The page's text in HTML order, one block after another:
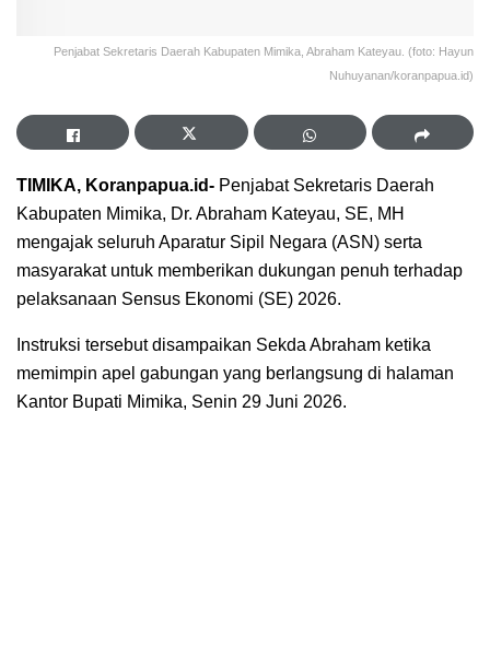
Penjabat Sekretaris Daerah Kabupaten Mimika, Abraham Kateyau. (foto: Hayun
Nuhuyanan/koranpapua.id)
TIMIKA, Koranpapua.id- Penjabat Sekretaris Daerah
Kabupaten Mimika, Dr. Abraham Kateyau, SE, MH
mengajak seluruh Aparatur Sipil Negara (ASN) serta
masyarakat untuk memberikan dukungan penuh terhadap
pelaksanaan Sensus Ekonomi (SE) 2026.
Instruksi tersebut disampaikan Sekda Abraham ketika
memimpin apel gabungan yang berlangsung di halaman
Kantor Bupati Mimika, Senin 29 Juni 2026.